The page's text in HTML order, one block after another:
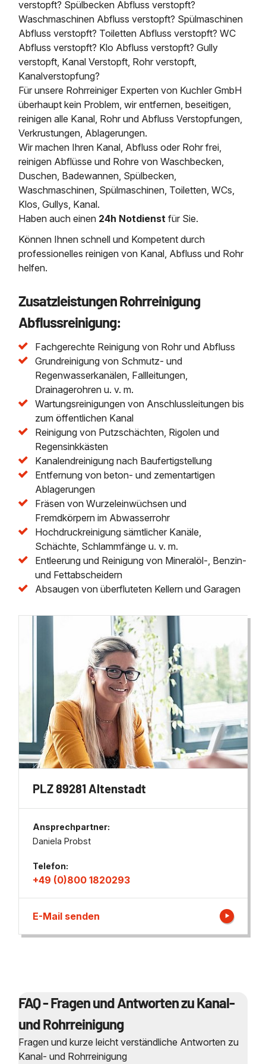
verstopft? Spülbecken Abfluss verstopft?
Waschmaschinen Abfluss verstopft? Spülmaschinen
Abfluss verstopft? Toiletten Abfluss verstopft? WC
Abfluss verstopft? Klo Abfluss verstopft? Gully
verstopft, Kanal Verstopft, Rohr verstopft,
Kanalverstopfung?
Für unsere Rohrreiniger Experten von Kuchler GmbH
überhaupt kein Problem, wir entfernen, beseitigen,
reinigen alle Kanal, Rohr und Abfluss Verstopfungen,
Verkrustungen, Ablagerungen.
Wir machen Ihren Kanal, Abfluss oder Rohr frei,
reinigen Abflüsse und Rohre von Waschbecken,
Duschen, Badewannen, Spülbecken,
Waschmaschinen, Spülmaschinen, Toiletten, WCs,
Klos, Gullys, Kanal.
Haben auch einen 24h Notdienst für Sie.
Können Ihnen schnell und Kompetent durch
professionelles reinigen von Kanal, Abfluss und Rohr
helfen.
Zusatzleistungen Rohrreinigung
Abflussreinigung:
Fachgerechte Reinigung von Rohr und Abfluss
Grundreinigung von Schmutz- und
Regenwasserkanälen, Fallleitungen,
Drainagerohren u. v. m.
Wartungsreinigungen von Anschlussleitungen bis
zum öffentlichen Kanal
Reinigung von Putzschächten, Rigolen und
Regensinkkästen
Kanalendreinigung nach Baufertigstellung
Entfernung von beton- und zementartigen
Ablagerungen
Fräsen von Wurzeleinwüchsen und
Fremdkörpern im Abwasserrohr
Hochdruckreinigung sämtlicher Kanäle,
Schächte, Schlammfänge u. v. m.
Entleerung und Reinigung von Mineralöl-, Benzin-
und Fettabscheidern
Absaugen von überfluteten Kellern und Garagen
PLZ 89281 Altenstadt
Ansprechpartner:
Daniela Probst
Telefon:
+49 (0)800 1820293
E-Mail senden
FAQ - Fragen und Antworten zu Kanal-
und Rohrreinigung
Fragen und kurze leicht verständliche Antworten zu
Kanal- und Rohrreinigung